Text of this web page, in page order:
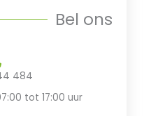
Bel ons
484
tot 17:00​ uur